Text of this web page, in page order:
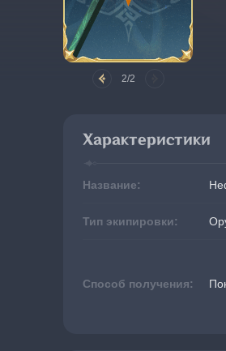
2/2
Характеристики
Название:
Тип экипировки:
Способ получения: